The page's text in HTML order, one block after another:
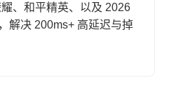
、和平精英、以及 2026
解决 200ms+ 高延迟与掉